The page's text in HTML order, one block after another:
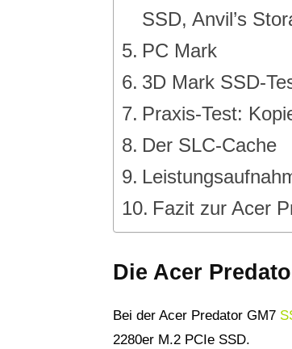
SSD, Anvil’s
PC Mark
3D Mark SSD-
Praxis-Test:
Der SLC-Cache
Fazit zur Acer
Die Acer
Bei der Acer Predator GM7
2280er M.2 PCIe SSD.